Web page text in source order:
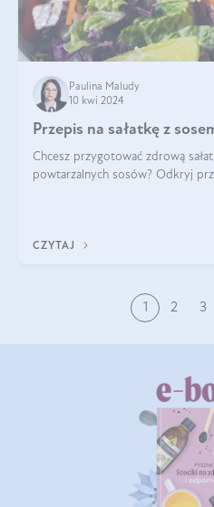
Paulina Maludy
10 kwi 2024
Przepis na sałatkę z
Chcesz przygotować zdrową
powtarzalnych sosów? Odkryj
CZYTAJ
1 2 3